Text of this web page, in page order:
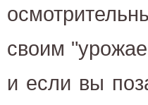
своим
и если вы